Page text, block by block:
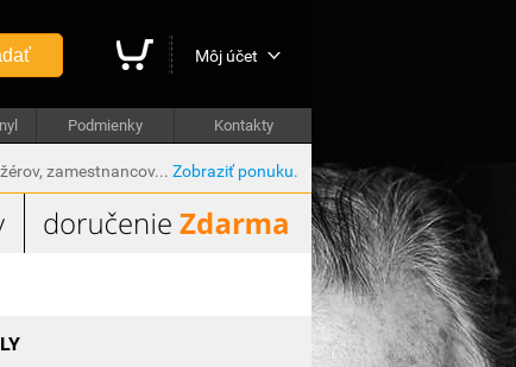
Môj účet
Podmienky Kontakty
zamestnancov... Zobraziť ponuku.